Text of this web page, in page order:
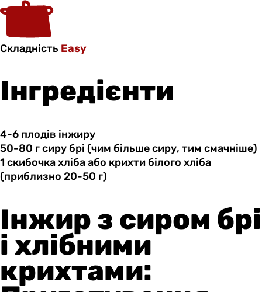
Складність Easy
Інгредієнти
4-6 плодів інжиру
50-80 гсиру брі (чим більше сиру, тим смачніше)
1 скибочкахлібаабо крихти білого хліба
(приблизно 20-50 г)
Інжир з сиром брі
і хлібними
крихтами: